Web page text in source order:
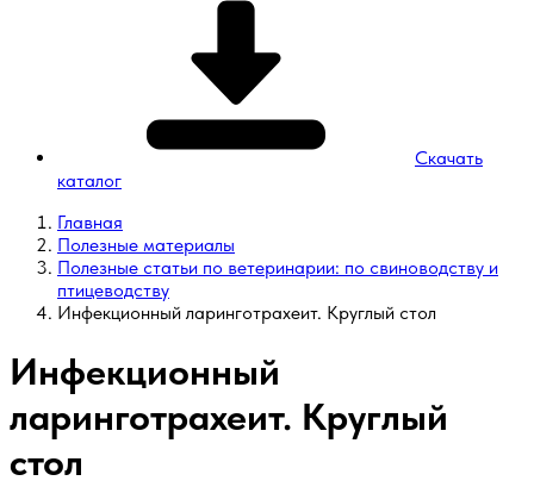
Скачать
каталог
Главная
Полезные материалы
Полезные статьи по ветеринарии: по свиноводству и
птицеводству
Инфекционный ларинготрахеит. Круглый стол
Инфекционный
ларинготрахеит. Круглый
стол